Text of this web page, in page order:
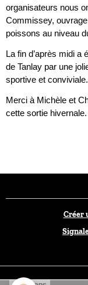
organisateurs nous
Commissey,
poissons au niveau
La fin d’après midi
de Tanlay par une
sportive et conviviale.
Merci à Michèle et
cette sortie hivernale.
Créer